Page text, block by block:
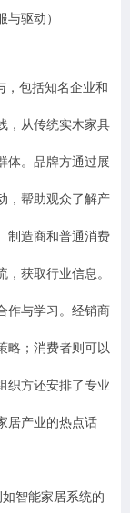
驱动）
，包括知名企业和
，从传统实木家具
体。品牌方通过展
，帮助观众了解产
制造商和普通消费
获取行业信息。
作与学习。经销商
略；消费者则可以
织方还安排了专业
居产业的热点话
智能家居系统的